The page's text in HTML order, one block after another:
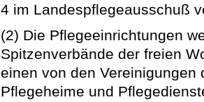
4 im Landespflegeausschuß
(2) Die Pflegeeinrichtungen
Spitzenverbände der freien
einen von den
Pflegeheime und